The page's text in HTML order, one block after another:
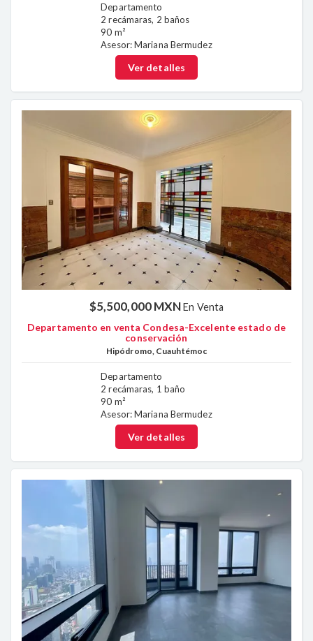
Departamento
2 recámaras, 2 baños
90 m²
Asesor: Mariana Bermudez
Ver detalles
$5,500,000 MXNEn Venta
Departamento en venta Condesa-Excelente estado de
conservación
Hipódromo, Cuauhtémoc
Departamento
2 recámaras, 1 baño
90 m²
Asesor: Mariana Bermudez
Ver detalles